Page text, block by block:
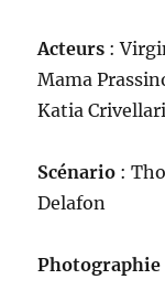
Acteurs :
Mama
Katia
Scénario :
Delafon
Photographie